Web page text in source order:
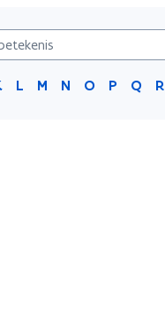
L M N O P Q R